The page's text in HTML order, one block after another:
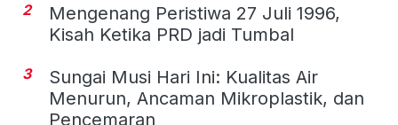
2
Mengenang Peristiwa 27 Juli 1996,
Kisah Ketika PRD jadi Tumbal
3
Sungai Musi Hari Ini: Kualitas Air
Menurun, Ancaman Mikroplastik, dan
Pencemaran